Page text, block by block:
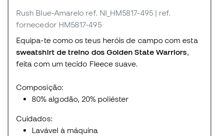
Rush Blue-Amarelo ref. NI_HM5817-495 | ref.
fornecedor HM5817-495
Equipa-te como os teus heróis de campo com esta
sweatshirt de treino dos Golden State Warriors,
feita com um tecido Fleece suave.
Composição:
80% algodão, 20% poliéster
Cuidados:
Lavável à máquina